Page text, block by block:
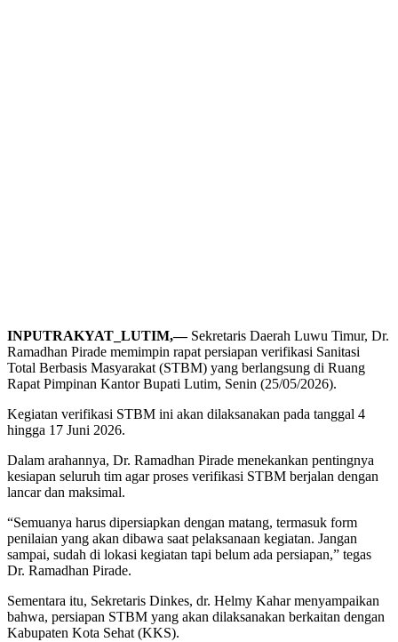
INPUTRAKYAT_LUTIM,—Sekretaris Daerah Luwu Timur, Dr.
Ramadhan Pirade memimpin rapat persiapan verifikasi Sanitasi
Total Berbasis Masyarakat (STBM) yang berlangsung di Ruang
Rapat Pimpinan Kantor Bupati Lutim, Senin (25/05/2026).
Kegiatan verifikasi STBM ini akan dilaksanakan pada tanggal 4
hingga 17 Juni 2026.
Dalam arahannya, Dr. Ramadhan Pirade menekankan pentingnya
kesiapan seluruh tim agar proses verifikasi STBM berjalan dengan
lancar dan maksimal.
“Semuanya harus dipersiapkan dengan matang, termasuk form
penilaian yang akan dibawa saat pelaksanaan kegiatan. Jangan
sampai, sudah di lokasi kegiatan tapi belum ada persiapan,” tegas
Dr. Ramadhan Pirade.
Sementara itu, Sekretaris Dinkes, dr. Helmy Kahar menyampaikan
bahwa, persiapan STBM yang akan dilaksanakan berkaitan dengan
Kabupaten Kota Sehat (KKS).